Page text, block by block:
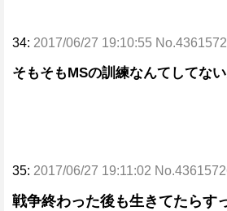
34: 2017/06/27 19:10:55
そもそもMSの訓練なんてしてな
35: 2017/06/27 19:11:02
戦争終わった後も生きてたらす